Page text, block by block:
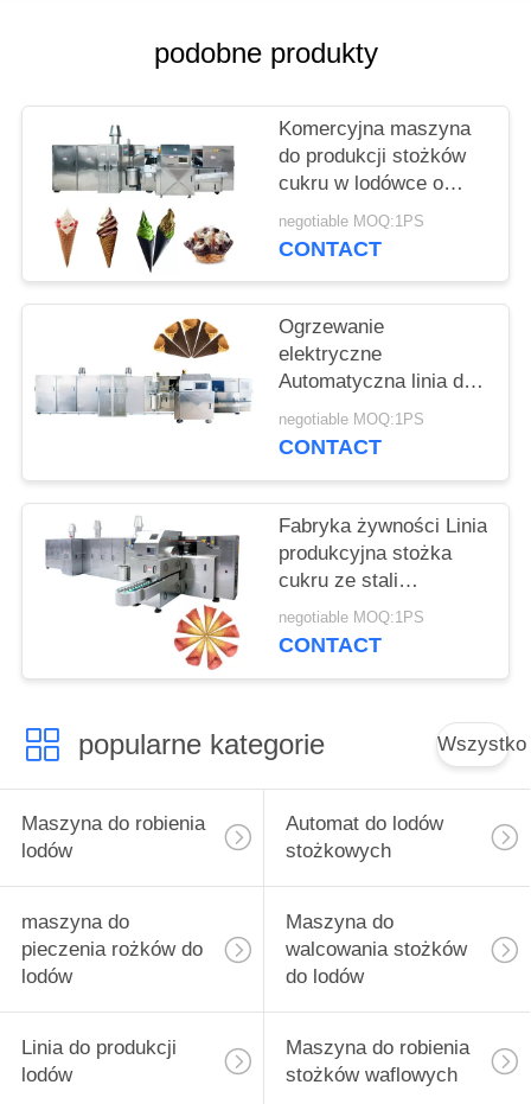
podobne produkty
Komercyjna maszyna
do produkcji stożków
cukru w ​​lodówce o
wydajności 4000 sztuk
/ godzinę
negotiable MOQ:1PS
CONTACT
Ogrzewanie
elektryczne
Automatyczna linia do
produkcji stożków
cukru z walcowanych
negotiable MOQ:1PS
CONTACT
Fabryka żywności Linia
produkcyjna stożka
cukru ze stali
nierdzewnej
negotiable MOQ:1PS
CONTACT
popularne kategorie Wszystko
Maszyna do robienia
lodów
Automat do lodów
stożkowych
maszyna do
pieczenia rożków do
lodów
Maszyna do
walcowania stożków
do lodów
Linia do produkcji
lodów
Maszyna do robienia
stożków waflowych